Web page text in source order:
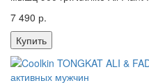
7 490 р.
Купить